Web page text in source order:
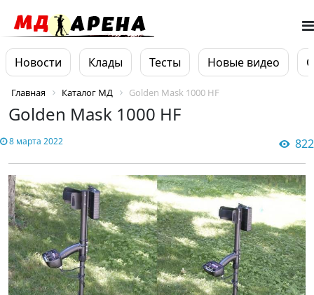
Новости Клады Тесты Новые видео
Главная Каталог МД Golden Mask 1000 HF
Golden Mask 1000 HF
8 марта 2022 822